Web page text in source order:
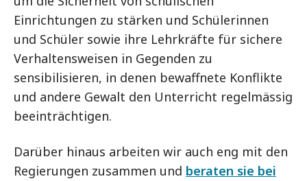
Einrichtungen zu stärken und Schülerinnen
und Schüler sowie ihre Lehrkräfte für sichere
Verhaltensweisen in Gegenden zu
sensibilisieren, in denen bewaffnete Konflikte
und andere Gewalt den Unterricht regelmässig
beeinträchtigen.
Darüber hinaus arbeiten wir auch eng mit den
Regierungen zusammen und beraten sie bei